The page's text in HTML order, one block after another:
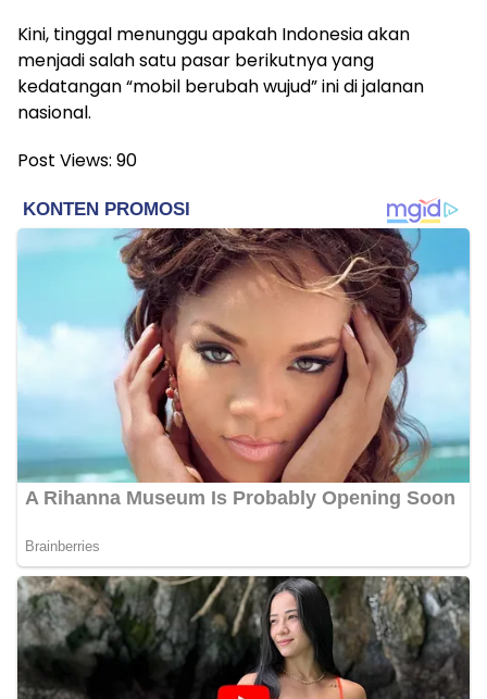
Kini, tinggal menunggu apakah Indonesia akan
menjadi salah satu pasar berikutnya yang
kedatangan “mobil berubah wujud” ini di jalanan
nasional.
Post Views: 90